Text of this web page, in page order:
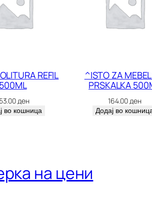
REFIL
500ML
ден
во кошница
^ISTO ZA
PRSKALKA
164.00 ден
Додај во
на цени